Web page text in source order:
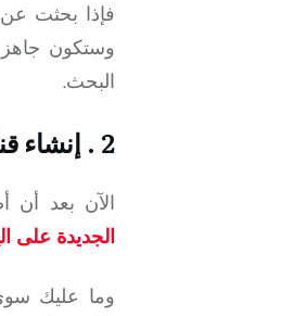
فإذا بحثت
وستكون جاهز
البحث.
2 . إنشاء قناة
الآن بعد أن
الجديدة على ا
وما عليك